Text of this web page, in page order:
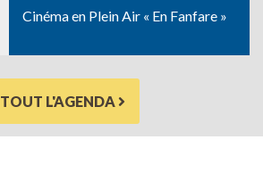
Cinéma en Plein Air « En Fanfare »
TOUT L'AGENDA